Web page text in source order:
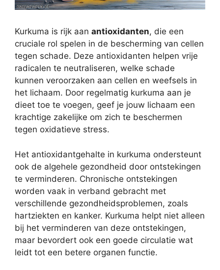
Kurkuma is rijk aan antioxidanten, die een
cruciale rol spelen in de bescherming van cellen
tegen schade. Deze antioxidanten helpen vrije
radicalen te neutraliseren, welke schade
kunnen veroorzaken aan cellen en weefsels in
het lichaam. Door regelmatig kurkuma aan je
dieet toe te voegen, geef je jouw lichaam een
krachtige zakelijke om zich te beschermen
tegen oxidatieve stress.
Het antioxidantgehalte in kurkuma ondersteunt
ook de algehele gezondheid door ontstekingen
te verminderen. Chronische ontstekingen
worden vaak in verband gebracht met
verschillende gezondheidsproblemen, zoals
hartziekten en kanker. Kurkuma helpt niet alleen
bij het verminderen van deze ontstekingen,
maar bevordert ook een goede circulatie wat
leidt tot een betere organen functie.